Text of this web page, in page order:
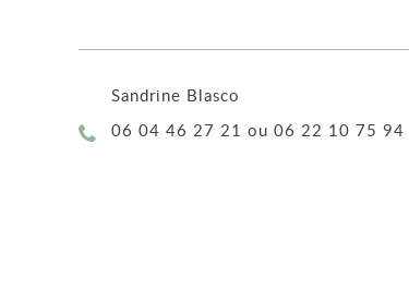
Sandrine Blasco
Téléphone :
06 04 46 27 21 ou 06 22 10 75 94